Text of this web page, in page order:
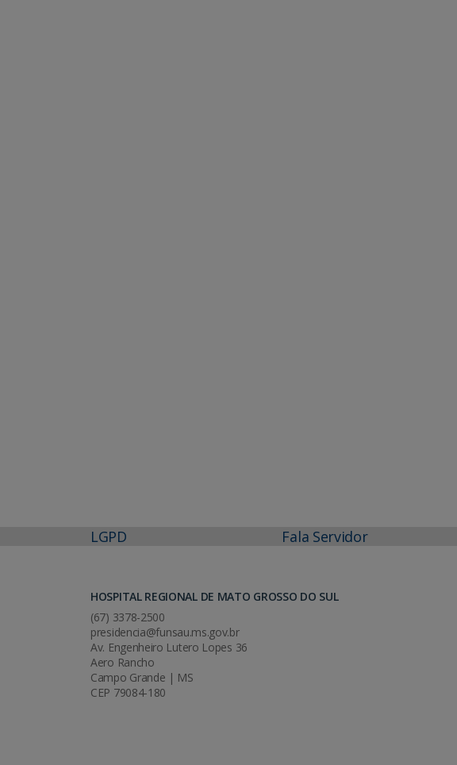
LGPD Fala Servidor
HOSPITAL REGIONAL DE MATO GROSSO DO SUL
(67) 3378-2500
presidencia@funsau.ms.gov.br
Av. Engenheiro Lutero Lopes 36
Aero Rancho
Campo Grande | MS
CEP 79084-180